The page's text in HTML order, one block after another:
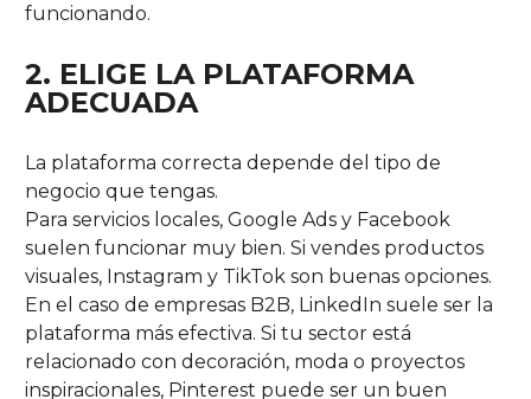
funcionando.
2. ELIGE LA PLATAFORMA
ADECUADA
La plataforma correcta depende del tipo de
negocio que tengas.
Para servicios locales, Google Ads y Facebook
suelen funcionar muy bien. Si vendes productos
visuales, Instagram y TikTok son buenas opciones.
En el caso de empresas B2B, LinkedIn suele ser la
plataforma más efectiva. Si tu sector está
relacionado con decoración, moda o proyectos
inspiracionales, Pinterest puede ser un buen